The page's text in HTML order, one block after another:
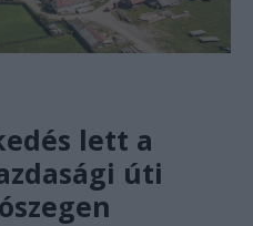
lett a
úti